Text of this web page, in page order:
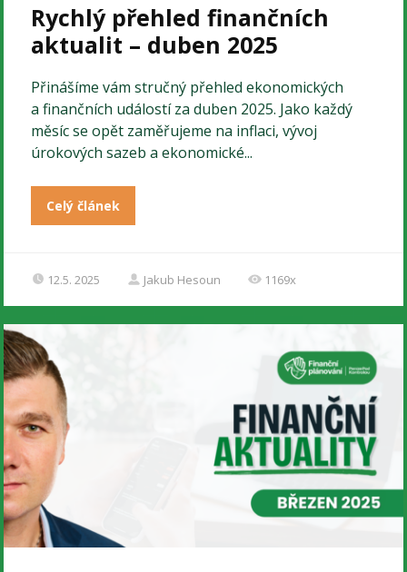
Rychlý přehled finančních
aktualit – duben 2025
Přinášíme vám stručný přehled ekonomických
a finančních událostí za duben 2025. Jako každý
měsíc se opět zaměřujeme na inflaci, vývoj
úrokových sazeb a ekonomické...
Celý článek
12.5. 2025 Jakub Hesoun 1169x